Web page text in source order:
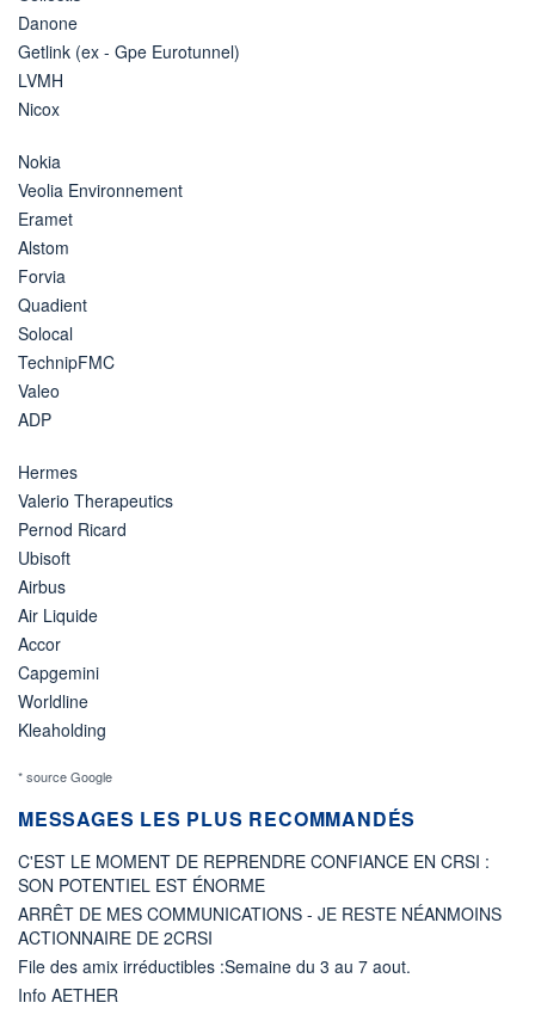
Danone
Getlink (ex - Gpe Eurotunnel)
LVMH
Nicox
Nokia
Veolia Environnement
Eramet
Alstom
Forvia
Quadient
Solocal
TechnipFMC
Valeo
ADP
Hermes
Valerio Therapeutics
Pernod Ricard
Ubisoft
Airbus
Air Liquide
Accor
Capgemini
Worldline
Kleaholding
* source Google
MESSAGES LES PLUS RECOMMANDÉS
C'EST LE MOMENT DE REPRENDRE CONFIANCE EN CRSI :
SON POTENTIEL EST ÉNORME
ARRÊT DE MES COMMUNICATIONS - JE RESTE NÉANMOINS
ACTIONNAIRE DE 2CRSI
File des amix irréductibles :Semaine du 3 au 7 aout.
Info AETHER